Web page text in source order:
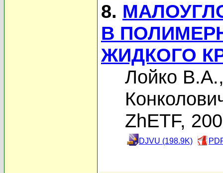
8.
В
ЖИДКОГО
Лойко В.А.
ZhETF,
DJVU (198.9K)